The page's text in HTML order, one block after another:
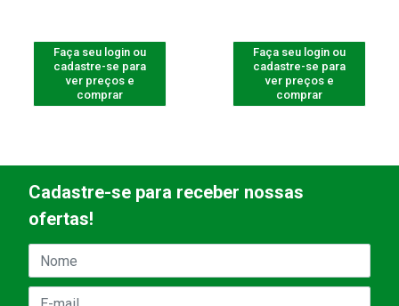
Faça seu login ou
cadastre-se para
ver preços e
comprar
Faça seu login ou
cadastre-se para
ver preços e
comprar
Cadastre-se para receber nossas
ofertas!